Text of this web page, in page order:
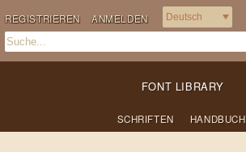
REGISTRIEREN ANMELDEN
FONT LIBRARY
SCHRIFTEN HANDBUCH